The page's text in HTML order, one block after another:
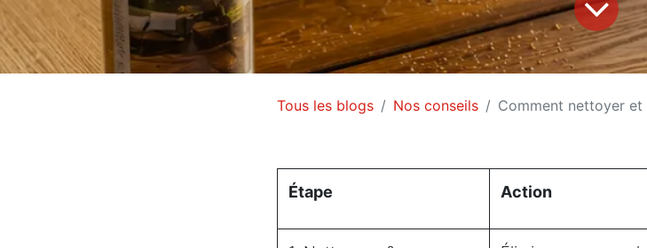
Tous les blogs Nos conseils Comment nettoyer et
Étape Action